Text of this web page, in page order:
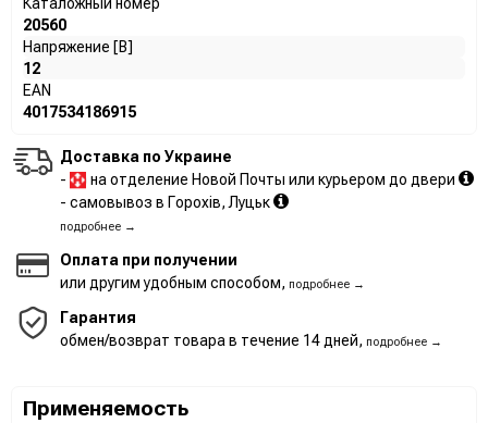
20560
Напряжение [В]
12
EAN
4017534186915
Доставка по Украине
-
на отделение Новой Почты или курьером до двери
- самовывоз в Горохів, Луцьк
подробнее →
Оплата при получении
или другим удобным способом, подробнее →
Гарантия
обмен/возврат товара в течение 14 дней, подробнее →
Применяемость